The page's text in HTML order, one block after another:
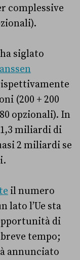
complessive
siglato
(200 + 200
opzionali). In
miliardi di
2 miliardi se
il numero
lato l’Ue sta
di
tempo;
annunciato